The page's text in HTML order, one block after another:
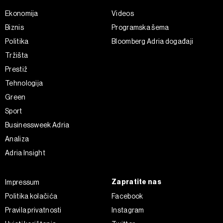
Ekonomija
Biznis
Politika
Tržišta
Prestiž
Tehnologija
Green
Sport
Businessweek Adria
Analiza
Adria Insight
Videos
Programska šema
Bloomberg Adria događaji
Impressum
Politika kolačića
Pravila privatnosti
Zapratite nas
Facebook
Instagram